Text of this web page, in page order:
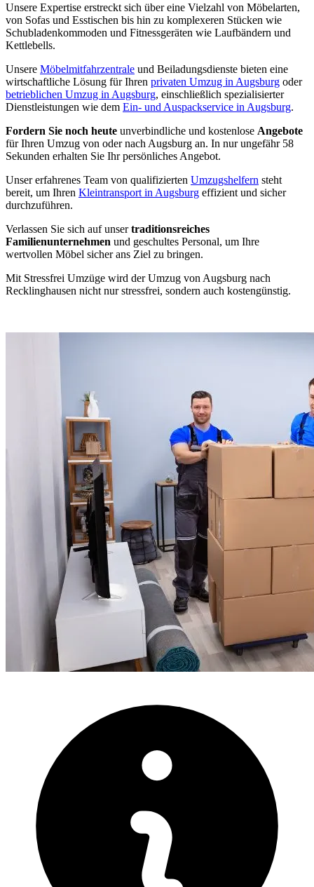
Unsere Expertise erstreckt sich über eine Vielzahl von Möbelarten,
von Sofas und Esstischen bis hin zu komplexeren Stücken wie
Schubladenkommoden und Fitnessgeräten wie Laufbändern und
Kettlebells.
Unsere Möbelmitfahrzentrale und Beiladungsdienste bieten eine
wirtschaftliche Lösung für Ihren privaten Umzug in Augsburg oder
betrieblichen Umzug in Augsburg, einschließlich spezialisierter
Dienstleistungen wie dem Ein- und Auspackservice in Augsburg.
Fordern Sie noch heute unverbindliche und kostenlose Angebote
für Ihren Umzug von oder nach Augsburg an. In nur ungefähr 58
Sekunden erhalten Sie Ihr persönliches Angebot.
Unser erfahrenes Team von qualifizierten Umzugshelfern steht
bereit, um Ihren Kleintransport in Augsburg effizient und sicher
durchzuführen.
Verlassen Sie sich auf unsertraditionsreiches
Familienunternehmen und geschultes Personal, um Ihre
wertvollen Möbel sicher ans Ziel zu bringen.
Mit Stressfrei Umzüge wird der Umzug von Augsburg nach
Recklinghausen nicht nur stressfrei, sondern auch kostengünstig.